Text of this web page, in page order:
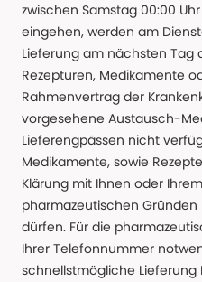
zwischen Samstag 00:00
eingehen, werden am
Lieferung am nächsten Tag
Rezepturen, Medikamente
Rahmenvertrag der
vorgesehene Austausch-
Lieferengpässen nicht
Medikamente, sowie
Klärung mit Ihnen oder
pharmazeutischen
dürfen. Für die
Ihrer Telefonnummer
schnellstmögliche